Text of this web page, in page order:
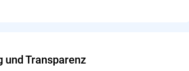
und Transparenz